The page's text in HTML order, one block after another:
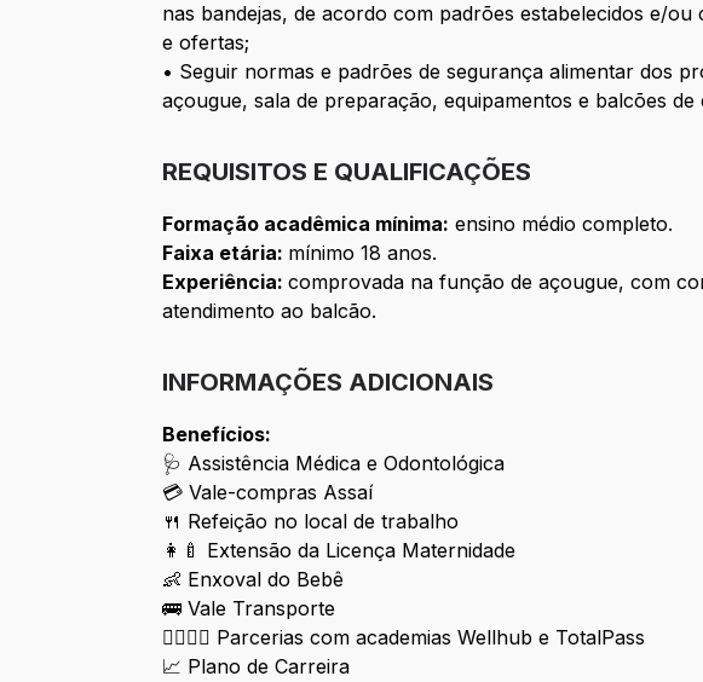
nas bandejas, de acordo com padrões estabelecidos e/
e ofertas;
• Seguir normas e padrões de segurança alimentar dos
açougue, sala de preparação, equipamentos e balcões
REQUISITOS E QUALIFICAÇÕES
Formação acadêmica mínima: ensino médio completo.
Faixa etária: mínimo 18 anos.
Experiência:comprovada na função de açougue, com
atendimento ao balcão.
INFORMAÇÕES ADICIONAIS
Benefícios:
🩺 Assistência Médica e Odontológica
💳 Vale-compras Assaí
🍴 Refeição no local de trabalho
👩‍🍼 Extensão da Licença Maternidade
👶 Enxoval do Bebê
🚌 Vale Transporte
🏋️‍♀️🏋️‍♂️ Parcerias com academias Wellhub e TotalPass
📈 Plano de Carreira